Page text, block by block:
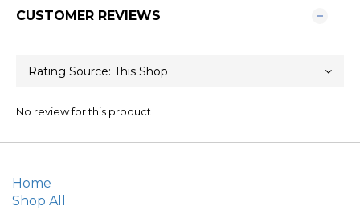
CUSTOMER REVIEWS
No review for this product
Home
Shop All